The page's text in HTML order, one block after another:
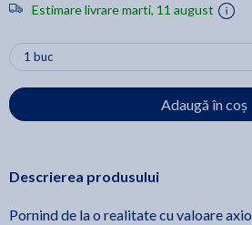
Estimare livrare marti, 11 august
Adaugă în coș
Descrierea produsului
Pornind de la o realitate cu valoare